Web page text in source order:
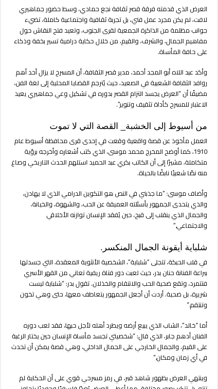
مغلقة
العرض الذي قدمته فرقة قصر ثقافة نجع حمادي، وسط حضور جماهيري
لافت، لم يكن مجرد عمل فني، بل تجربة ثقافية واجتماعية كاملة، تضيء
جوانب مظلمة من الذاكرة الجمعية لقرى الجنوب، وتعيد فتح النقاش حول
مفاهيم الجمال، والشرف، والقيم، من خلال حكاية درامية تسير بخفة وذكاء
على حافة المأساة.
وأكد عبد اللاه أبو المجد أحمد، مدير قصر الثقافة، أن المسرح لا يزال أحد أهم
روافد الثقافة الشعبية في الصعيد، حيث يُترجم القضايا المحلية إلى لغة الفن،
مضيفًا أن “العرض يجسد التزام القصر بدوره في تشكيل وعي جماهيري يعيد
الاعتبار للمسرح كأداة تثقيف وتنوير”.
من أسيوط إلى الخشبة_ القصة التي لا تموت
العمل مأخوذ عن قصة واقعية وقعت في إحدى قرى محافظة أسيوط عام
1910، كما أوضح المخرج محمد موسى، الذي كتب أشعاره وأخرجه برؤية
متكاملة، مشيرًا إلى أن الكاتب بكري عبد الحميد استلهم الحدث التاريخي وصاغ
منه نصًا شعبيًا نابضًا بالحياة.
وأضاف موسى: “ما جذبني في النص هو التكوين الدرامي الذي لا يهادن،
والذي يتحدى الجمهور بأسئلته العميقة عن الحب، والشهوة، والخيانة،
والجمال الذي ينقلب إلى قبح، حين يُفقد الإنسان توازنه الأخلاقي
والاجتماعي.”
شلباية أيقونة الجمال المنكسر.
في قلب الحبكة، تتجلى “شلباية”، الشخصية الأنثوية المعقدة، التي جسدتها
ببراعة الفنانة حنان بدر، حيث لعبت دور فتاة ريفية تعاني من القهر الأسري
فتتمرد، وتقع ضحية الحب والانتقام والخذلان. تقول بدر: “شلباية ليست
شريرة، بل ضحية. أردت أن أجعل الجمهور يتعاطف معها، حتى وهي تخون
وتنتقم.”
أما “خالد”، الشاب الذي يبيع أرضه ويطرد أهله لأجل حبها، فقد لعب دوره
الفنان أدهم جابر، الذي قال: “شخصيتي تجسد مأساة الإنسان حين يختار الرغبة
على القيم، والجمال الخارجي على الجمال الداخلي، وهي قصة يمكن أن تحدث
في أي زمان ومكان.”
وينتهي العرض بظهور شاهد قبر، في رمز مسرحي قوي على أن الحكاية لم